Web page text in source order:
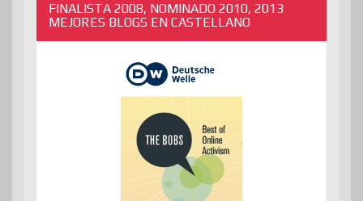
FINALISTA 2008, NOMINADO 2010, 2013
MEJORES BLOGS EN CASTELLANO